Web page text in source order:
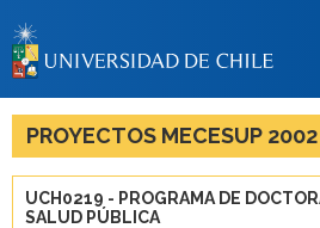
BIBLIOTECAS
LA
PROYECTOS MECESUP 2002
UCH0219 - PROGRAMA DE
SALUD PÚBLICA